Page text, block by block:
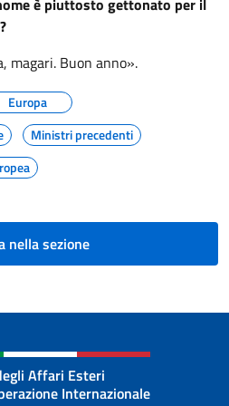
è piuttosto gettonato per il
magari. Buon anno».
Europa
Ministri precedenti
nella sezione
Affari Esteri
Internazionale